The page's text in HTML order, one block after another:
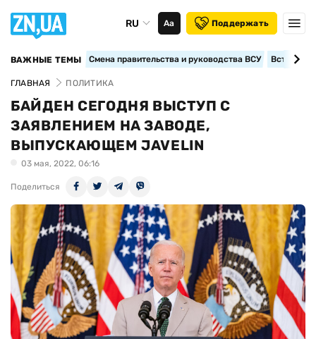
RU Аа Поддержать
ВАЖНЫЕ ТЕМЫ Смена правительства и руководства ВСУ
ГЛАВНАЯ ПОЛИТИКА
БАЙДЕН СЕГОДНЯ ВЫСТУП С
ЗАЯВЛЕНИЕМ НА ЗАВОДЕ,
ВЫПУСКАЮЩЕМ JAVELIN
03 мая, 2022, 06:16
Поделиться